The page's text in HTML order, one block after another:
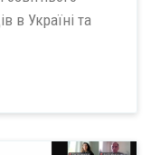
в Україні та